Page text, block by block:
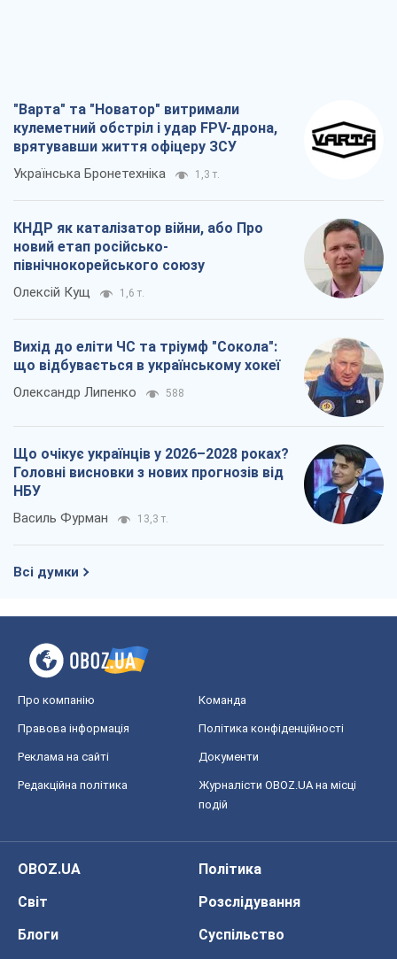
"Варта" та "Новатор" витримали
кулеметний обстріл і удар FPV-дрона,
врятувавши життя офіцеру ЗСУ
Українська Бронетехніка 1,3 т.
КНДР як каталізатор війни, або Про
новий етап російсько-
північнокорейського союзу
Олексій Кущ 1,6 т.
Вихід до еліти ЧС та тріумф "Сокола":
що відбувається в українському хокеї
Олександр Липенко 588
Що очікує українців у 2026–2028 роках?
Головні висновки з нових прогнозів від
НБУ
Василь Фурман 13,3 т.
Всі думки
Про компанію Команда
Правова інформація Політика конфіденційності
Реклама на сайті Документи
Редакційна політика
Журналісти OBOZ.UA на місці
подій
OBOZ.UA
Політика
Світ
Розслідування
Блоги
Суспільство